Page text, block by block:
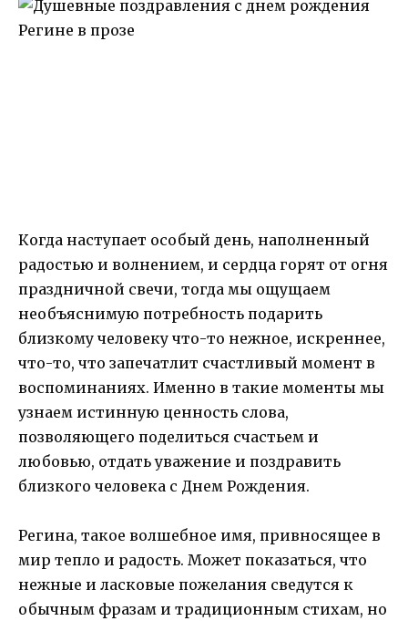
Когда наступает особый день, наполненный
радостью и волнением, и сердца горят от огня
праздничной свечи, тогда мы ощущаем
необъяснимую потребность подарить
близкому человеку что-то нежное, искреннее,
что-то, что запечатлит счастливый момент в
воспоминаниях. Именно в такие моменты мы
узнаем истинную ценность слова,
позволяющего поделиться счастьем и
любовью, отдать уважение и поздравить
близкого человека с Днем Рождения.
Регина, такое волшебное имя, привносящее в
мир тепло и радость. Может показаться, что
нежные и ласковые пожелания сведутся к
обычным фразам и традиционным стихам, но